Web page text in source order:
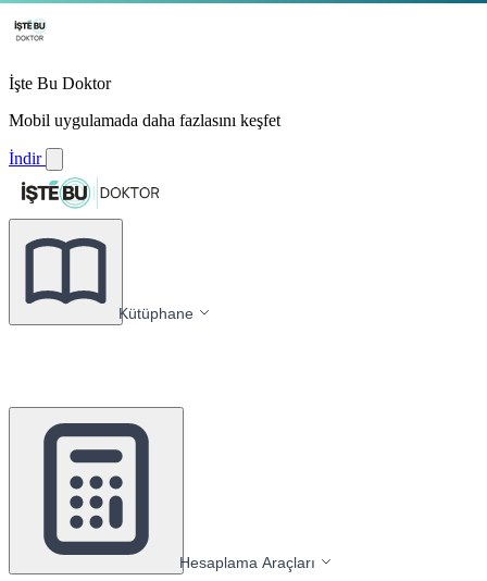
İşte Bu Doktor
Mobil uygulamada daha fazlasını keşfet
İndir
Kütüphane
Hesaplama Araçları